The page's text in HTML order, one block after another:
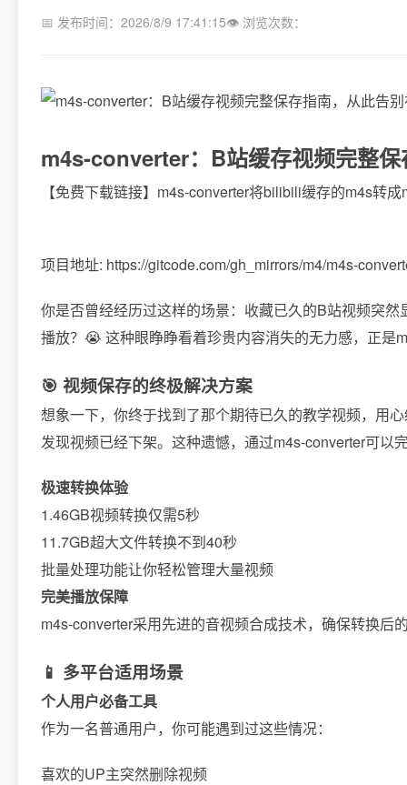
📅 发布时间：2026/8/9 17:41:15👁 浏览次数：
m4s-converter：B站缓存视频完整
【免费下载链接】m4s-converter将bilibili缓存的m4s转
项目地址: https://gitcode.com/gh_mirrors/m4/m4s-
你是否曾经经历过这样的场景：收藏已久的B站视频突
播放？😭 这种眼睁睁看着珍贵内容消失的无力感，正是
🎯 视频保存的终极解决方案
想象一下，你终于找到了那个期待已久的教学视频，用
发现视频已经下架。这种遗憾，通过m4s-converter可以
极速转换体验
1.46GB视频转换仅需5秒
11.7GB超大文件转换不到40秒
批量处理功能让你轻松管理大量视频
完美播放保障
m4s-converter采用先进的音视频合成技术，确保转换后
📱 多平台适用场景
个人用户必备工具
作为一名普通用户，你可能遇到过这些情况：
喜欢的UP主突然删除视频